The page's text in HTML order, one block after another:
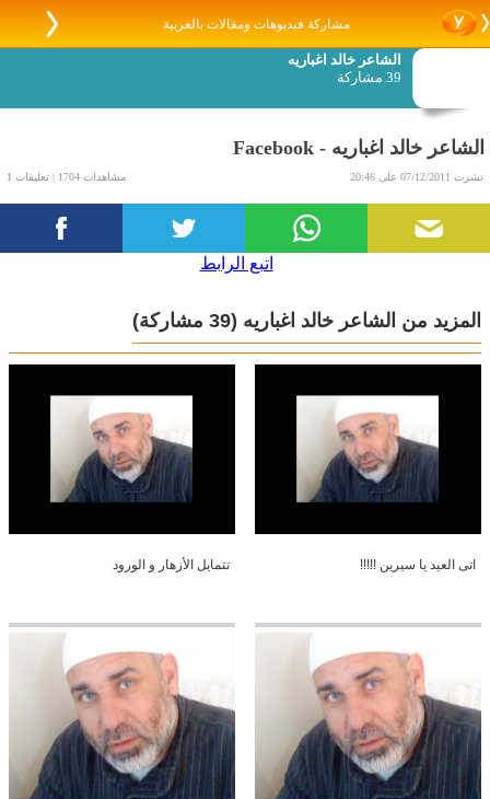
مشاركة فيديوهات ومقالات بالعربية
الشاعر خالد اغباريه
39 مشاركة
‫الشاعر خالد اغباريه - Facebook‬
نشرت 07/12/2011 على 20:46 مشاهدات 1704 | تعليقات 1
اتبع الرابط
المزيد من الشاعر خالد اغباريه (39 مشاركة)
اتى العيد يا سيرين !!!!! تتمايل الأزهار و الورود